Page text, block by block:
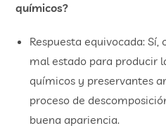
químicos?
Respuesta equivocada:
mal estado para producir
químicos y preservantes
proceso de
buena apariencia.